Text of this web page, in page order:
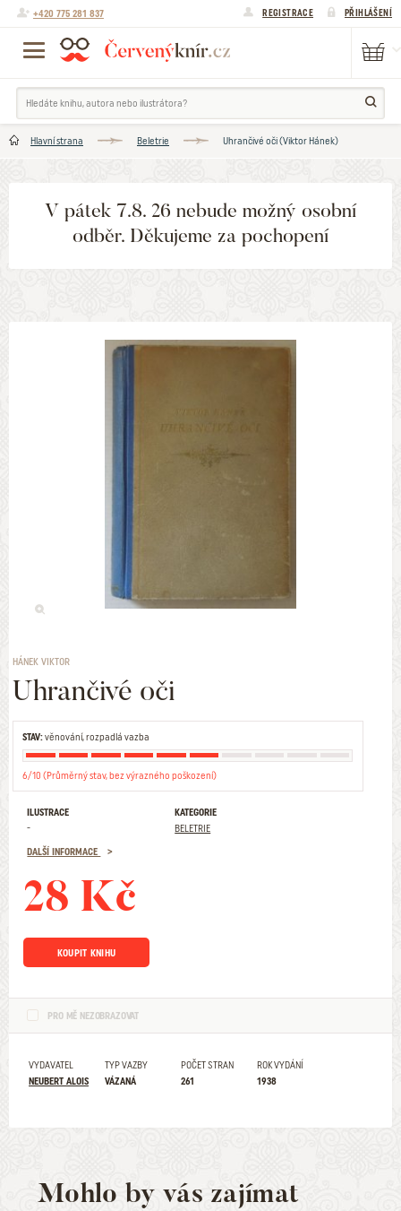
+420 775 281 837 REGISTRACE PŘIHLÁŠENÍ
Hlavní strana Beletrie Uhrančivé oči (Viktor Hánek)
V pátek 7.8. 26 nebude možný osobní
odběr. Děkujeme za pochopení
HÁNEK VIKTOR
Uhrančivé oči
STAV:věnování, rozpadlá vazba
6/10 (Průměrný stav, bez výrazného poškození)
ILUSTRACE
-
KATEGORIE
BELETRIE
DALŠÍ INFORMACE
28 Kč
KOUPIT KNIHU
PRO MĚ NEZOBRAZOVAT
VYDAVATEL
NEUBERT ALOIS
TYP VAZBY
VÁZANÁ
POČET STRAN
261
ROK VYDÁNÍ
1938
Mohlo by vás zajímat